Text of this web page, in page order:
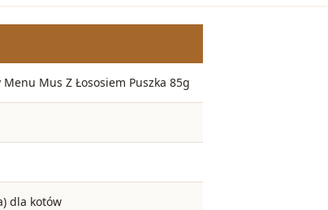
Mus Z Łososiem Puszka 85g
dla kotów